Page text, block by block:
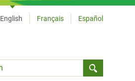
Language
English Français Español